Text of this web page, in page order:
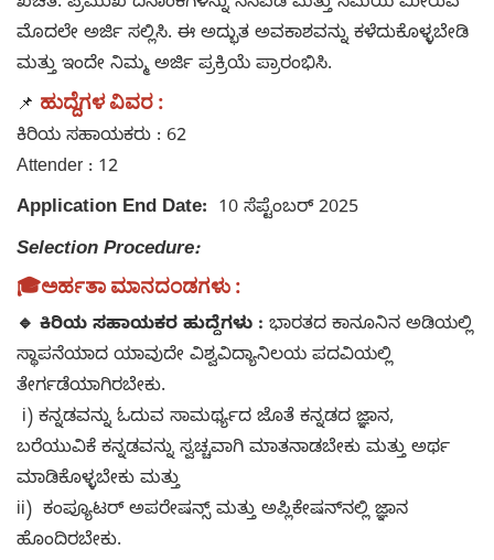
ಮೊದಲೇ ಅರ್ಜಿ ಸಲ್ಲಿಸಿ. ಈ ಅದ್ಭುತ ಅವಕಾಶವನ್ನು ಕಳೆದುಕೊಳ್ಳಬೇಡಿ
ಮತ್ತು ಇಂದೇ ನಿಮ್ಮ ಅರ್ಜಿ ಪ್ರಕ್ರಿಯೆ ಪ್ರಾರಂಭಿಸಿ.
📌 ಹುದ್ದೆಗಳ ವಿವರ :
ಕಿರಿಯ ಸಹಾಯಕರು : 62
Attender : 12
Application End Date: 10 ಸೆಪ್ಟೆಂಬರ್ 2025
Selection Procedure:
🎓ಅರ್ಹತಾ ಮಾನದಂಡಗಳು :
🔹 ಕಿರಿಯ ಸಹಾಯಕರ ಹುದ್ದೆಗಳು : ಭಾರತದ ಕಾನೂನಿನ ಅಡಿಯಲ್ಲಿ
ಸ್ಥಾಪನೆಯಾದ ಯಾವುದೇ ವಿಶ್ವವಿದ್ಯಾನಿಲಯ ಪದವಿಯಲ್ಲಿ
ತೇರ್ಗಡೆಯಾಗಿರಬೇಕು.
i) ಕನ್ನಡವನ್ನು ಓದುವ ಸಾಮರ್ಥ್ಯದ ಜೊತೆ ಕನ್ನಡದ ಜ್ಞಾನ,
ಬರೆಯುವಿಕೆ ಕನ್ನಡವನ್ನು ಸ್ವಚ್ಚವಾಗಿ ಮಾತನಾಡಬೇಕು ಮತ್ತು ಅರ್ಥ
ಮಾಡಿಕೊಳ್ಳಬೇಕು ಮತ್ತು
ii) ಕಂಪ್ಯೂಟರ್ ಅಪರೇಷನ್ಸ್ ಮತ್ತು ಅಪ್ಲಿಕೇಷನ್‌ನಲ್ಲಿ ಜ್ಞಾನ
ಹೊಂದಿರಬೇಕು.